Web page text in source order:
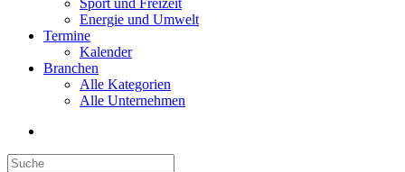
Sport und Freizeit
Energie und Umwelt
Termine
Kalender
Branchen
Alle Kategorien
Alle Unternehmen